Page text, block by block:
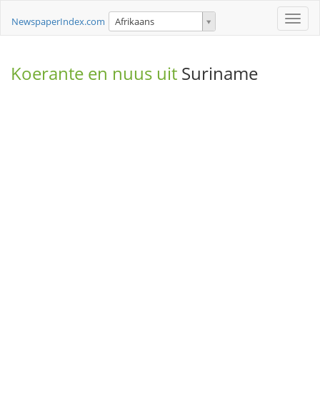
Toggle
NewspaperIndex.com Afrikaans
Koerante en nuus uit Suriname